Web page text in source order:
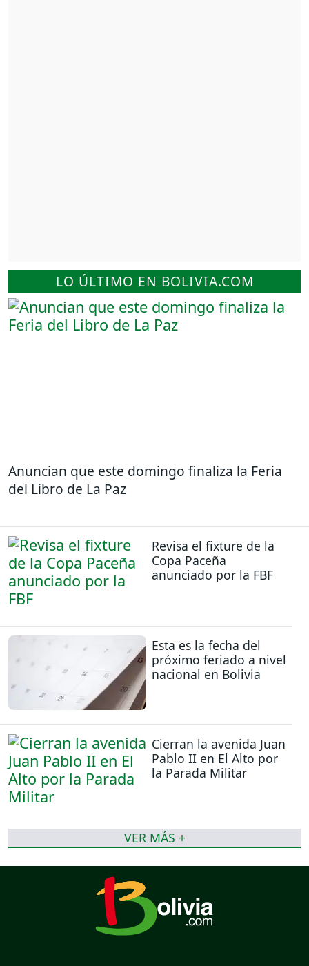
LO ÚLTIMO EN BOLIVIA.COM
Anuncian que este domingo finaliza la Feria
del Libro de La Paz
Revisa el fixture de la
Copa Paceña
anunciado por la FBF
Esta es la fecha del
próximo feriado a nivel
nacional en Bolivia
Cierran la avenida Juan
Pablo II en El Alto por
la Parada Militar
VER MÁS +